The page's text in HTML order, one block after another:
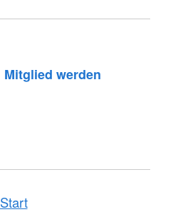
Mitglied werden
Start